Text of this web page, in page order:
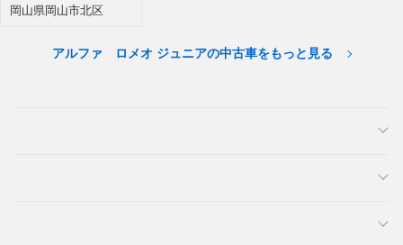
岡山県岡山市北区
アルファ ロメオ ジュニアの中古車をもっと見る